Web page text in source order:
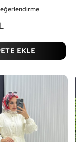
EKLE